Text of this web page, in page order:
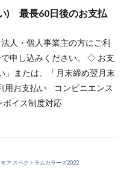
) 最長60日後のお支払
・個人事業主の方にご利
申し込みください。 ◇ お支
」または、「月末締め翌月末
用お支払い コンビニエンス
イス制度対応
モア スペクトラムカラーズ2022